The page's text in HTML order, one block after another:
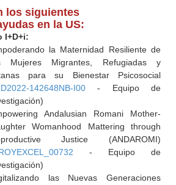
los siguientes
en la US:
I+D+i:
la Maternidad Resiliente de
Mujeres Migrantes, Refugiadas y
para su Bienestar Psicosocial
142648NB-I00- Equipo de
Andalusian Romani Mother-
Womanhood Mattering through
Justice (ANDAROMI)
- Equipo de
las Nuevas Generaciones